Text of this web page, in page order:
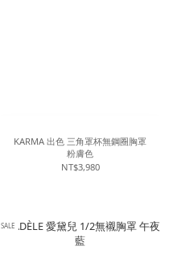
KARMA 出色 三角罩杯無鋼圈胸罩
粉膚色
NT$3,980
SALE